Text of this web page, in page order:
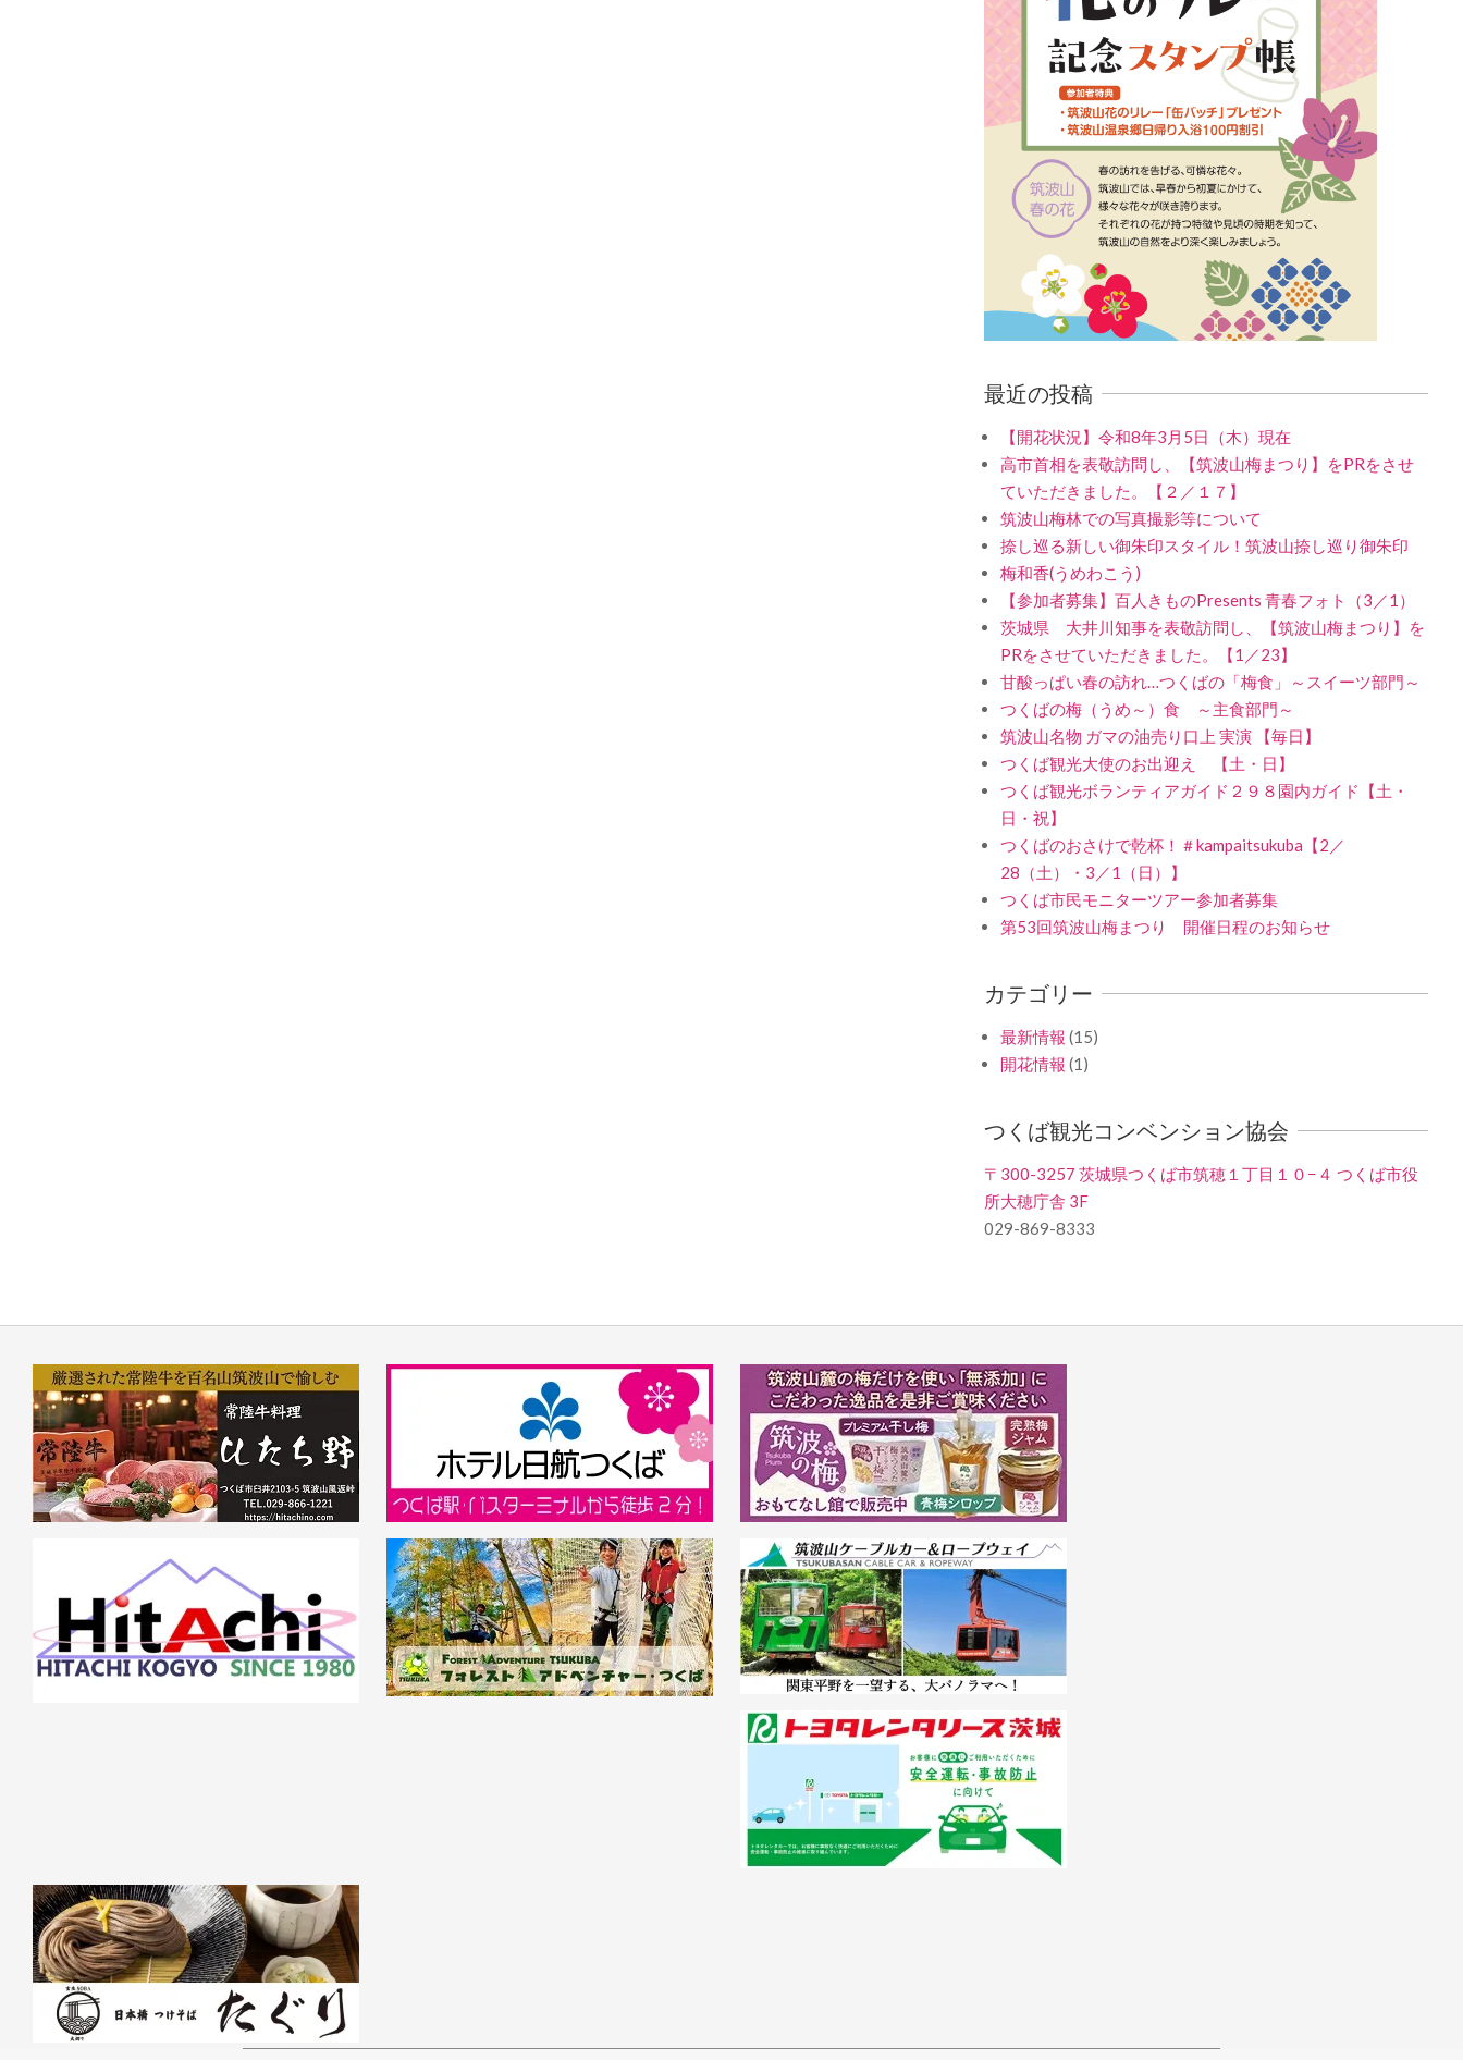
最近の投稿
【開花状況】令和8年3月5日（木）現在
高市首相を表敬訪問し、【筑波山梅まつり】をPRをさせ
ていただきました。【２／１７】
筑波山梅林での写真撮影等について
捺し巡る新しい御朱印スタイル！筑波山捺し巡り御朱印
梅和香(うめわこう)
【参加者募集】百人きものPresents 青春フォト（3／1）
茨城県 大井川知事を表敬訪問し、【筑波山梅まつり】を
PRをさせていただきました。【1／23】
甘酸っぱい春の訪れ…つくばの「梅食」～スイーツ部門～
つくばの梅（うめ～）食 ～主食部門～
筑波山名物 ガマの油売り口上 実演 【毎日】
つくば観光大使のお出迎え 【土・日】
つくば観光ボランティアガイド２９８園内ガイド【土・
日・祝】
つくばのおさけで乾杯！＃kampaitsukuba【2／
28（土）・3／1（日）】
つくば市民モニターツアー参加者募集
第53回筑波山梅まつり 開催日程のお知らせ
カテゴリー
最新情報 (15)
開花情報 (1)
つくば観光コンベンション協会
〒300-3257 茨城県つくば市筑穂１丁目１０−４ つくば市役
所大穂庁舎 3F
029-869-8333